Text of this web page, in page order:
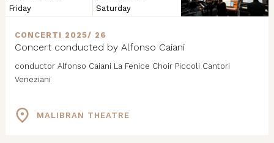
Friday Saturday
CONCERTI 2025/ 26
Concert conducted by Alfonso Caiani
conductor Alfonso Caiani La Fenice Choir Piccoli Cantori
Veneziani
MALIBRAN THEATRE